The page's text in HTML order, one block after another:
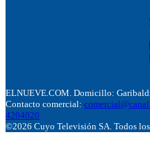
ELNUEVE.COM. Domicillo:
Contacto comercial:
4204020
©2026 Cuyo Televisión SA. Todos los